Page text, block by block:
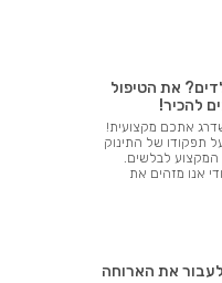
את הטיפול
להכיר!
אתכם מקצועית!
תפקודו של התינוק
המקצוע לבלשים.
אנו מזהים את
לעבור את הארוחה